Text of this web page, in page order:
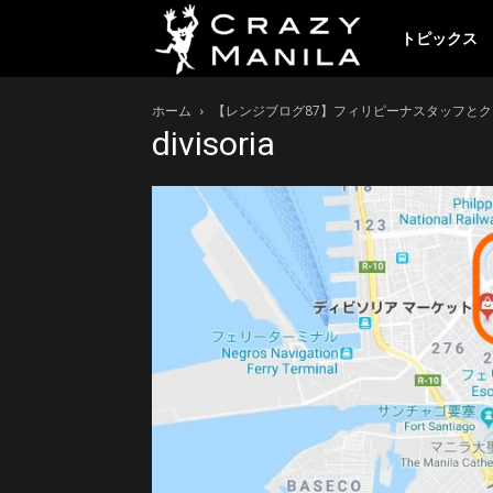
レ
イ
ジ
ー
マ
トピックス
ホーム 【レンジブログ87】フィリピーナスタッフと
divisoria